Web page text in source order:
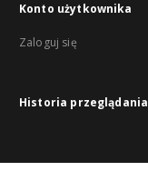
Konto użytkownika
Zaloguj się
Historia przeglądania